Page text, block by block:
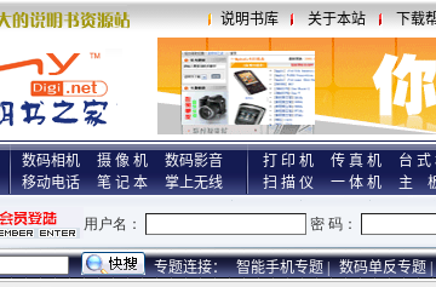
说明书库 关于本站 下载
数码相机 摄 像 机
数码影音
移动电话
笔 记 本 掌上无线
打 印 机 传 真 机
台 式
扫 描 仪
一 体 机 主
专题连接： 智能手机专题 | 数码单反专题 |